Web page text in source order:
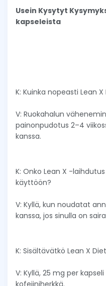
Usein Kysytyt
kapseleista
K: Kuinka nopeasti Lean
V: Ruokahalun
painonpudotus 2–4
kanssa.
K: Onko Lean X -
käyttöön?
V: Kyllä, kun noudatat
kanssa, jos sinulla on
K: Sisältävätkö Lean X
V: Kyllä, 25 mg per